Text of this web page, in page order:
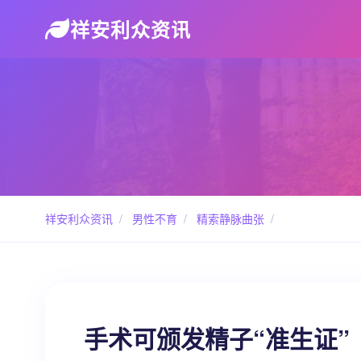
祥安利众资讯
祥安利众资讯 / 男性不育 / 精索静脉曲张 /
手术可颁发精子“准生证”